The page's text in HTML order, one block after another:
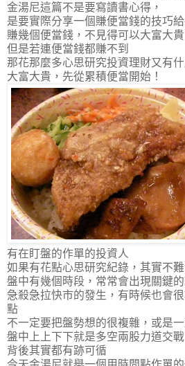
金湯尼這篇不是要寫讀書心得，
是要實際分享一個賺便當錢的技巧
賺幾個便當錢，不見得可以大富大貴
但是若連便當錢都賺不到
那花那麼多心思研究投資理財又有
大富大貴，先從累積便當開始！
有在盯盤的作單的投資人
如果有花點心思研究紀錄，其實不
盤中有幾個時段，常常會出現關鍵
急殺急拉快市的發生，有時候也會
點
不一定要把盤勢想的很複雜，或是
盤中上上下下就是多空兩股力道交
背後其實都有跡可循